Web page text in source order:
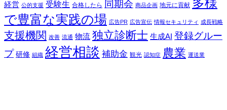
経営 公的支援 受験生 合格したら 同期会 商品企画 地元に貢献 多様
で豊富な実践の場 広告PR 広告宣伝 情報セキュリティ 成長戦略
支援機関 改善 流通 物流 独立診断士 生成AI 登録グルー
プ 研修 組織 経営相談 補助金 観光 認知症 農業 運送業